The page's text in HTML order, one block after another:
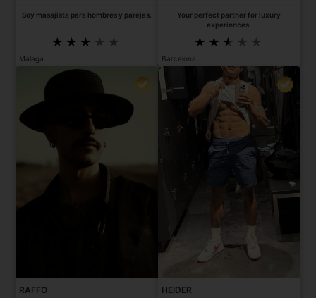
Soy masajista para hombres y parejas.
Málaga
Your perfect partner for luxury
experiences.
Barcelona
RAFFO HEIDER